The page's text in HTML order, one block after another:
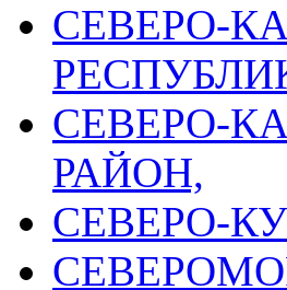
СЕВЕРО-
СЕВЕРО-
РАЙОН,
СЕВЕРО-